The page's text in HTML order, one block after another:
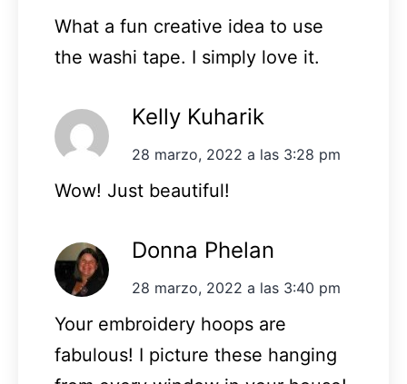
What a fun creative idea to use
the washi tape. I simply love it.
Kelly Kuharik
28 marzo, 2022 a las 3:28 pm
Wow! Just beautiful!
Donna Phelan
28 marzo, 2022 a las 3:40 pm
Your embroidery hoops are
fabulous! I picture these hanging